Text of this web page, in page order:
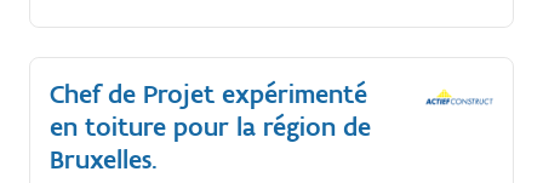
qualité des travaux réalisés par votre équipe.
Chef de Projet expérimenté
en toiture pour la région de
Bruxelles.